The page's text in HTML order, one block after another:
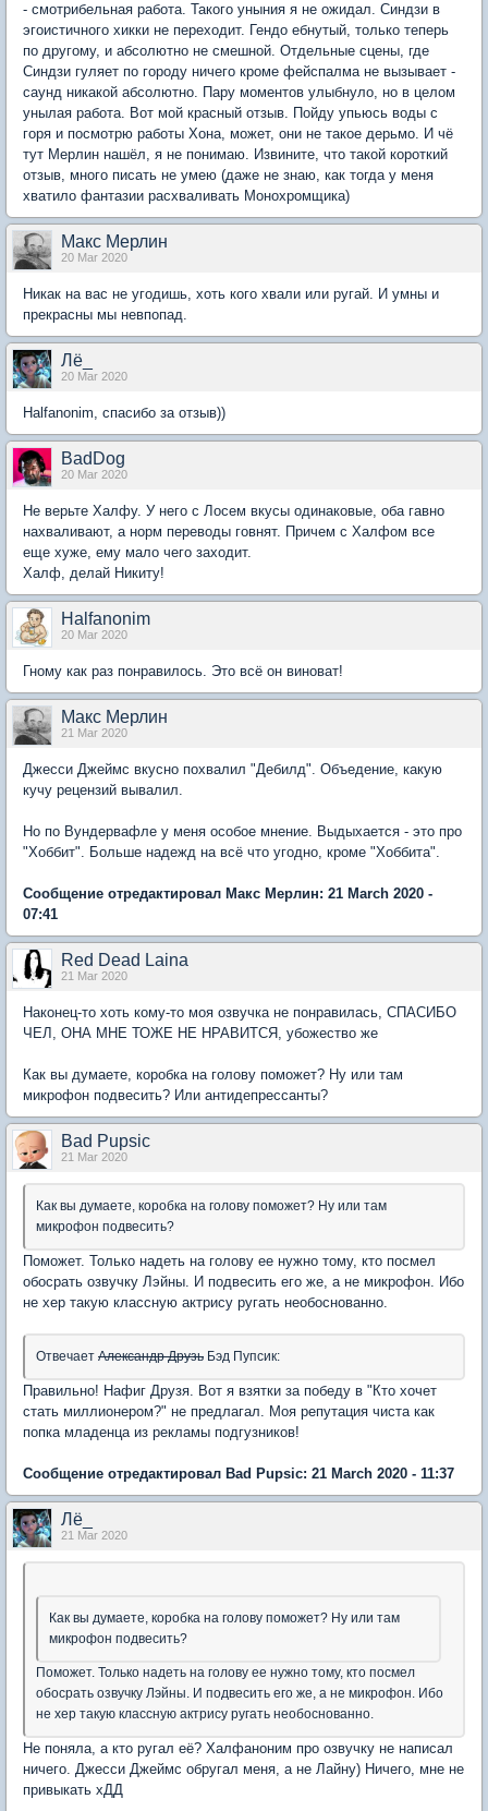
- смотрибельная работа. Такого уныния я не ожидал. Синдзи в
эгоистичного хикки не переходит. Гендо ебнутый, только теперь
по другому, и абсолютно не смешной. Отдельные сцены, где
Синдзи гуляет по городу ничего кроме фейспалма не вызывает -
саунд никакой абсолютно. Пару моментов улыбнуло, но в целом
унылая работа. Вот мой красный отзыв. Пойду упьюсь воды с
горя и посмотрю работы Хона, может, они не такое дерьмо. И чё
тут Мерлин нашёл, я не понимаю. Извините, что такой короткий
отзыв, много писать не умею (даже не знаю, как тогда у меня
хватило фантазии расхваливать Монохромщика)
Макс Мерлин
20 Mar 2020
Никак на вас не угодишь, хоть кого хвали или ругай. И умны и
прекрасны мы невпопад.
Лё_
20 Mar 2020
Halfanonim, спасибо за отзыв))
BadDog
20 Mar 2020
Не верьте Халфу. У него с Лосем вкусы одинаковые, оба гавно
нахваливают, а норм переводы говнят. Причем с Халфом все
еще хуже, ему мало чего заходит.
Халф, делай Никиту!
Halfanonim
20 Mar 2020
Гному как раз понравилось. Это всё он виноват!
Макс Мерлин
21 Mar 2020
Джесси Джеймс вкусно похвалил "Дебилд". Объедение, какую
кучу рецензий вывалил.
Но по Вундервафле у меня особое мнение. Выдыхается - это про
"Хоббит". Больше надежд на всё что угодно, кроме "Хоббита".
Сообщение отредактировал Макс Мерлин: 21 March 2020 -
07:41
Red Dead Laina
21 Mar 2020
Наконец-то хоть кому-то моя озвучка не понравилась, СПАСИБО
ЧЕЛ, ОНА МНЕ ТОЖЕ НЕ НРАВИТСЯ, убожество же
Как вы думаете, коробка на голову поможет? Ну или там
микрофон подвесить? Или антидепрессанты?
Bad Pupsic
21 Mar 2020
Как вы думаете, коробка на голову поможет? Ну или там
микрофон подвесить?
Поможет. Только надеть на голову ее нужно тому, кто посмел
обосрать озвучку Лэйны. И подвесить его же, а не микрофон. Ибо
не хер такую классную актрису ругать необоснованно.
Отвечает Александр Друзь Бэд Пупсик:
Правильно! Нафиг Друзя. Вот я взятки за победу в "Кто хочет
стать миллионером?" не предлагал. Моя репутация чиста как
попка младенца из рекламы подгузников!
Сообщение отредактировал Bad Pupsic: 21 March 2020 - 11:37
Лё_
21 Mar 2020
Как вы думаете, коробка на голову поможет? Ну или там
микрофон подвесить?
Поможет. Только надеть на голову ее нужно тому, кто посмел
обосрать озвучку Лэйны. И подвесить его же, а не микрофон. Ибо
не хер такую классную актрису ругать необоснованно.
Не поняла, а кто ругал её? Халфаноним про озвучку не написал
ничего. Джесси Джеймс обругал меня, а не Лайну) Ничего, мне не
привыкать хДД